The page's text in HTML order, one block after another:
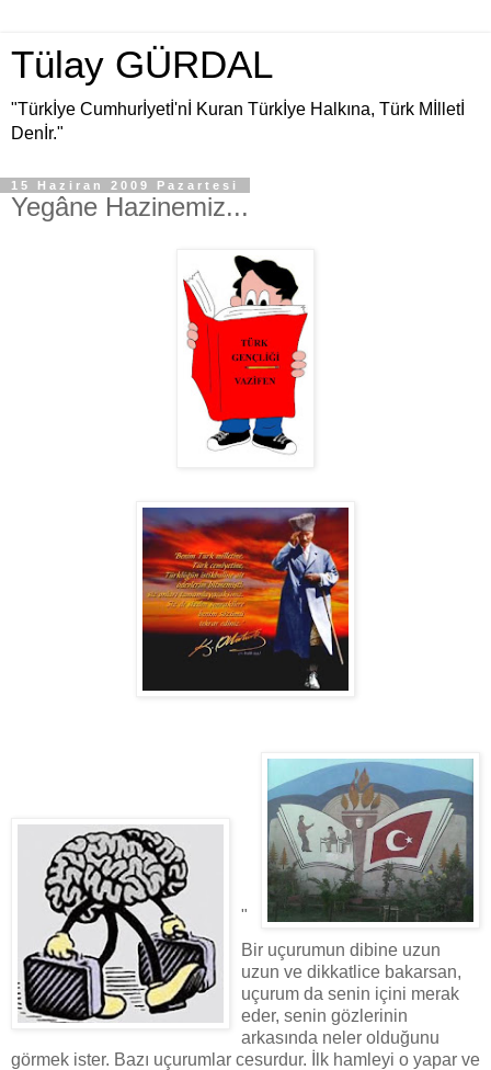
Tülay GÜRDAL
"Türkİye Cumhurİyetİ'nİ Kuran Türkİye Halkına, Türk Mİlletİ
Denİr."
15 Haziran 2009 Pazartesi
Yegâne Hazinemiz...
"
Bir uçurumun dibine uzun
uzun ve dikkatlice bakarsan,
uçurum da senin içini merak
eder, senin gözlerinin
arkasında neler olduğunu
görmek ister. Bazı uçurumlar cesurdur. İlk hamleyi o yapar ve